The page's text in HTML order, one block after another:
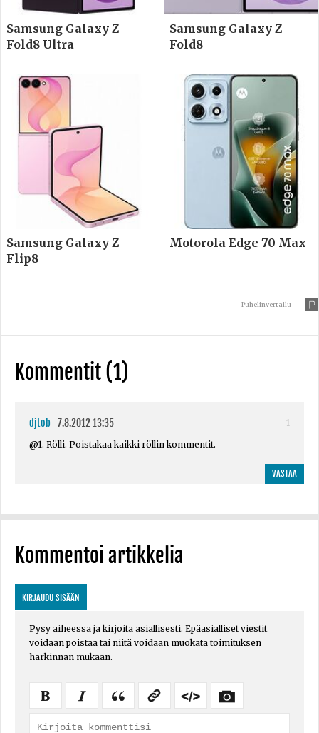
Samsung Galaxy Z
Fold8 Ultra
Samsung Galaxy Z
Fold8
Samsung Galaxy Z
Flip8
Motorola Edge 70 Max
Puhelinvertailu
Kommentit (1)
djtob 7.8.2012 13:35
1
@1. Rölli. Poistakaa kaikki röllin kommentit.
VASTAA
Kommentoi artikkelia
KIRJAUDU SISÄÄN
Pysy aiheessa ja kirjoita asiallisesti. Epäasialliset viestit
voidaan poistaa tai niitä voidaan muokata toimituksen
harkinnan mukaan.